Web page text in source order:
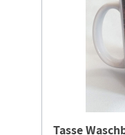
Tasse